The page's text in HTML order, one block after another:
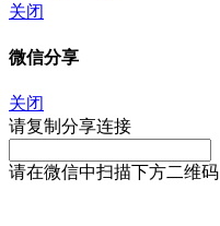
关闭
微信分享
关闭
请复制分享连接
请在微信中扫描下方二维码